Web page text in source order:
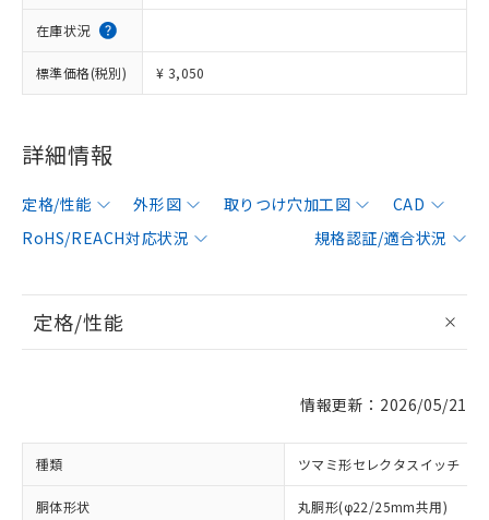
在庫状況
標準価格(税別) ¥ 3,050
詳細情報
定格/性能 外形図 取りつけ穴加工図
CAD
RoHS/REACH対応状況
規格認証/適合状況
定格/性能
情報更新：2026/05/21
種類 ツマミ形セレクタスイッチ
胴体形状 丸胴形(φ22/25mm共用)